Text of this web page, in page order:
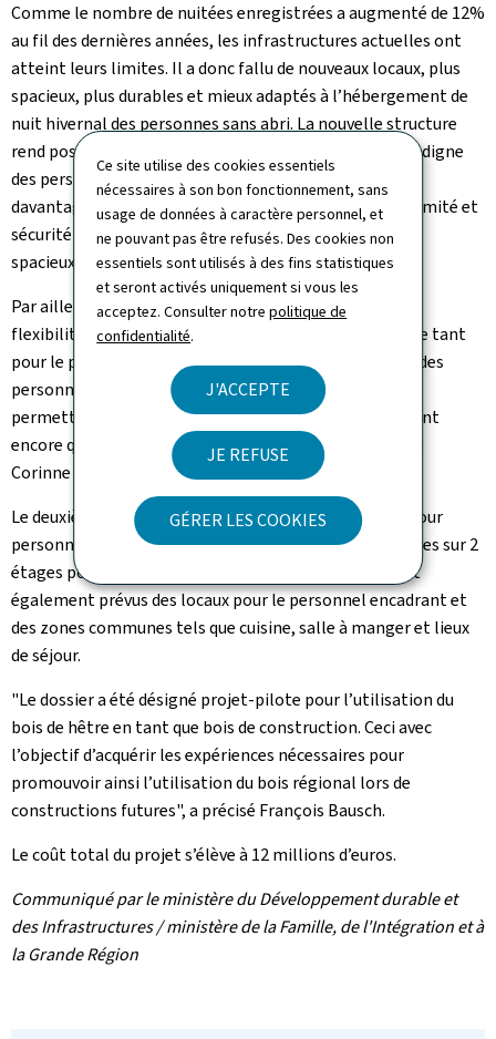
Ce site utilise des cookies essentiels
nécessaires à son bon fonctionnement, sans
usage de données à caractère personnel, et
ne pouvant pas être refusés. Des cookies non
essentiels sont utilisés à des fins statistiques
et seront activés uniquement si vous les
acceptez. Consulter notrepolitique de
confidentialité.
J'ACCEPTE
JE REFUSE
GÉRER LES COOKIES
Comme le nombre de nuitées enregistrées a augmenté de 12%
au fil des dernières années, les infrastructures actuelles ont
atteint leurs limites. Il a donc fallu de nouveaux locaux, plus
spacieux, plus durables et mieux adaptés à l’hébergement de
nuit hivernal des personnes sans abri. La nouvelle structure
rend possible une prise en charge plus adaptée et plus digne
des personnes hébergées. Ainsi les dortoirs offriront
davantage d’espace, les installations garantissent intimité et
sécurité aux personnes et le réfectoire, beaucoup plus
spacieux, deviendra plus convivial.
Par ailleurs, le nouveau bâtiment offre davantage de
flexibilités dans la gestion et l’organisation journalière tant
pour le personnel que par rapport à la prise en charge des
personnes accueillies. "En effet, ces nouveaux locaux
permettront un encadrement de qualité, plus important
encore que la seule mise à disposition de lits", a indiqué
Corinne Cahen.
Le deuxième bâtiment servira comme hébergement pour
personnes en détresse. Il comprend en tout 18 chambres sur 2
étages pour un nombre de 36 personnes au total. Sont
également prévus des locaux pour le personnel encadrant et
des zones communes tels que cuisine, salle à manger et lieux
de séjour.
"Le dossier a été désigné projet-pilote pour l’utilisation du
bois de hêtre en tant que bois de construction. Ceci avec
l’objectif d’acquérir les expériences nécessaires pour
promouvoir ainsi l’utilisation du bois régional lors de
constructions futures", a précisé François Bausch.
Le coût total du projet s’élève à 12 millions d’euros.
Communiqué par le ministère du Développement durable et
des Infrastructures / ministère de la Famille, de l'Intégration et à
la Grande Région